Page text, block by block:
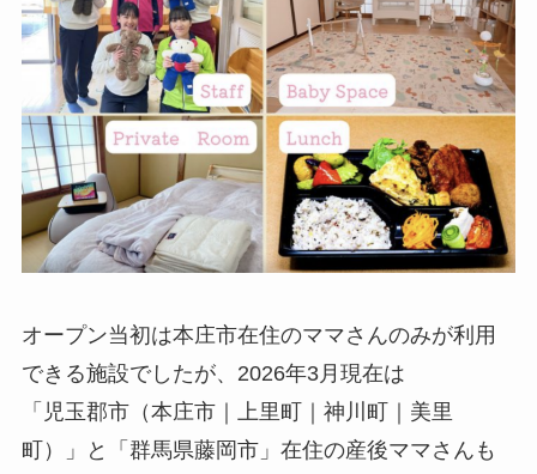
オープン当初は本庄市在住のママさんのみが利用
できる施設でしたが、2026年3月現在は
「児玉郡市（本庄市｜上里町｜神川町｜美里
町）」と「群馬県藤岡市」在住の産後ママさんも